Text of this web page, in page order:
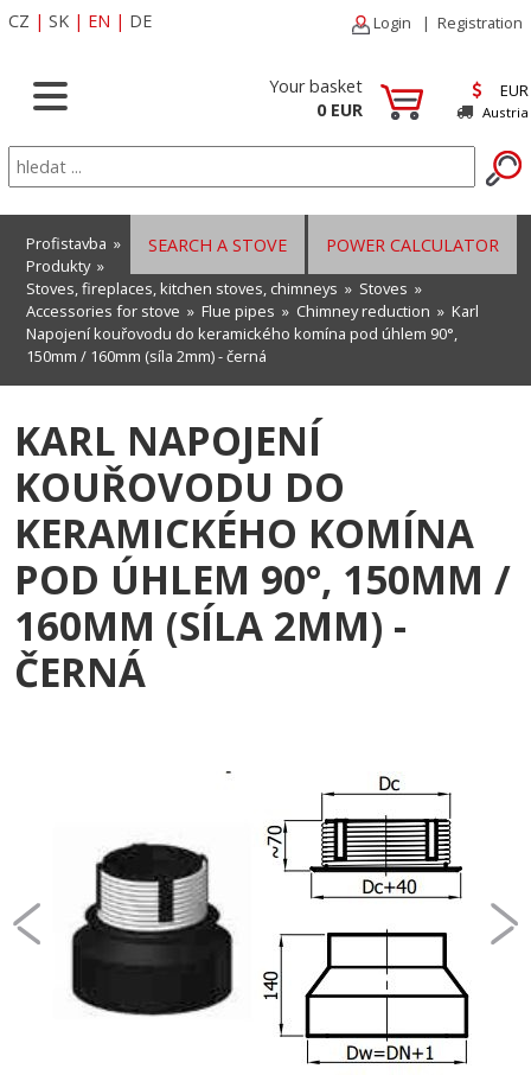
CZ | SK | EN | DE Login | Registration
Your basket
0 EUR
EUR
Austria
POWER CALCULATOR
SEARCH A STOVE
Profistavba »
Produkty»
Stoves, fireplaces, kitchen stoves, chimneys » Stoves »
Accessories for stove » Flue pipes » Chimney reduction » Karl
Napojení kouřovodu do keramického komína pod úhlem 90°,
150mm / 160mm (síla 2mm) - černá
KARL NAPOJENÍ
KOUŘOVODU DO
KERAMICKÉHO KOMÍNA
POD ÚHLEM 90°, 150MM /
160MM (SÍLA 2MM) -
ČERNÁ